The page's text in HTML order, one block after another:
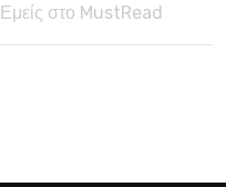
Εμείς στο MustRead